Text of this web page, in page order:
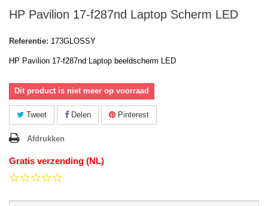
HP Pavilion 17-f287nd Laptop Scherm LED
Referentie: 173GLOSSY
HP Pavilion 17-f287nd Laptop beeldscherm LED
Dit product is niet meer op voorraad
Tweet Delen Pinterest
Afdrukken
Gratis verzending (NL)